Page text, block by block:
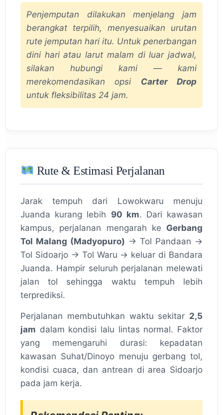
Penjemputan dilakukan menjelang jam
berangkat terpilih, menyesuaikan urutan
rute jemputan hari itu. Untuk penerbangan
dini hari atau larut malam di luar jadwal,
silakan hubungi kami — kami
merekomendasikan opsi Carter Drop
untuk fleksibilitas 24 jam.
Rute & Estimasi Perjalanan
Jarak tempuh dari Lowokwaru menuju
Juanda kurang lebih 90 km. Dari kawasan
kampus, perjalanan mengarah ke Gerbang
Tol Malang (Madyopuro) → Tol Pandaan →
Tol Sidoarjo → Tol Waru → keluar di Bandara
Juanda. Hampir seluruh perjalanan melewati
jalan tol sehingga waktu tempuh lebih
terprediksi.
Perjalanan membutuhkan waktu sekitar 2,5
jam dalam kondisi lalu lintas normal. Faktor
yang memengaruhi durasi: kepadatan
kawasan Suhat/Dinoyo menuju gerbang tol,
kondisi cuaca, dan antrean di area Sidoarjo
pada jam kerja.